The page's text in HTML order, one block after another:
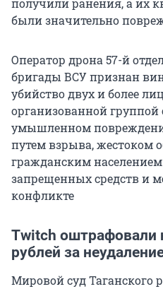
получили ранения, а их
были значительно
Оператор дрона 57-й
бригады ВСУ признан
убийство двух и более
организованной
умышленном
путем взрыва, жестоком
гражданским
запрещенных средств и
конфликте
Twitch оштрафовали
рублей за
Мировой суд Таганского